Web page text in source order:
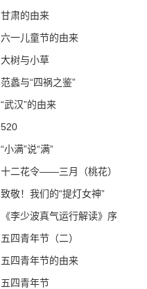
甘肃的由来
六一儿童节的由来
大树与小草
范蠡与“四祸之鉴”
“武汉”的由来
520
“小满”说“满”
十二花令——三月（桃花）
致敬！我们的“提灯女神”
《李少波真气运行解读》序
五四青年节（二）
五四青年节的由来
五四青年节